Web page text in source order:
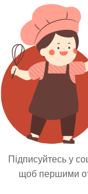
Підписуйтесь у
щоб першими